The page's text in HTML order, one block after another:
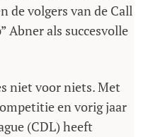
de volgers van de Call
Abner als succesvolle
niet voor niets. Met
en vorig jaar
(CDL) heeft